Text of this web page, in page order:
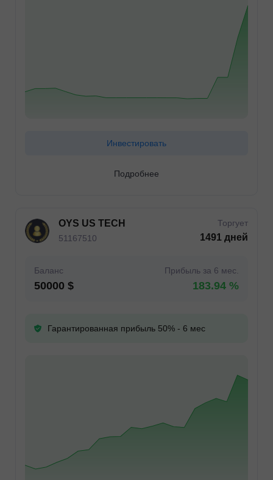
Инвестировать
Подробнее
OYS US TECH
51167510
Торгует
1491 дней
Баланс
50000 $
Прибыль за 6 мес.
183.94 %
Гарантированная прибыль 50% - 6 мес